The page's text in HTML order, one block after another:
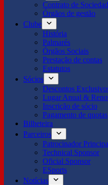
Contrato de
Órgãos de gestão
Clube
História
Palmarés
Órgãos Sociais
Prestação de contas
Estatutos
Sócios
Descontos
Lugar Anual &
Inscrição de sócio
Pagamento de quotas
Bilheteira
Parceiros
Patrocinador
Technical Sponsor
Oficial Sponsor
ESports
Notícias